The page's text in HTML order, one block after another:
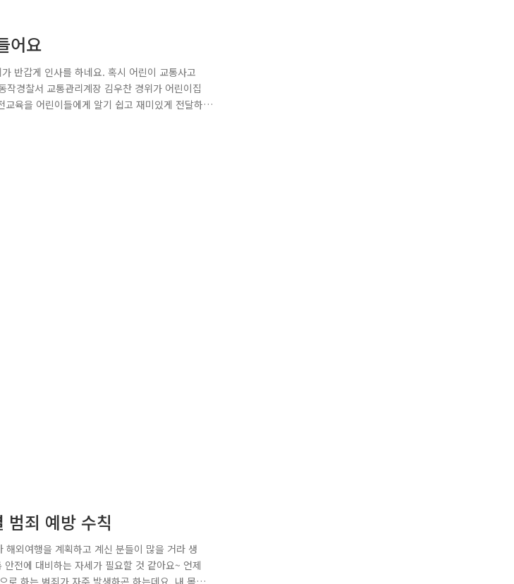
어요
반갑게 인사를 하네요. 혹시 어린이 교통사고
경찰서 교통관리계장 김우찬 경위가 어린이집
육을 어린이들에게 알기 쉽고 재미있게 전달하
추세요 2. 녹색 불이 켜질 때까지 기다립니다 3.
배운 이론을 토대로 횡단보도를 안전하게 건너
범죄 예방 수칙
외여행을 계획하고 계신 분들이 많을 거라 생
전에 대비하는 자세가 필요할 것 같아요~ 언제
로 하는 범죄가 자주 발생하곤 하는데요. 내 몸